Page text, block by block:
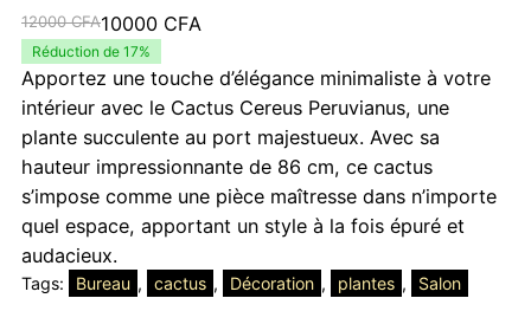
12000CFA
Le
prix
initial
était :
12000 CFA.
10000 CFA
Le
prix
actuel
est :
10000 CFA.
Réduction de 17%
Apportez une touche d’élégance minimaliste à votre
intérieur avec le Cactus Cereus Peruvianus, une
plante succulente au port majestueux. Avec sa
hauteur impressionnante de 86 cm, ce cactus
s’impose comme une pièce maîtresse dans n’importe
quel espace, apportant un style à la fois épuré et
audacieux.
Tags: Bureau , cactus , Décoration , plantes , Salon